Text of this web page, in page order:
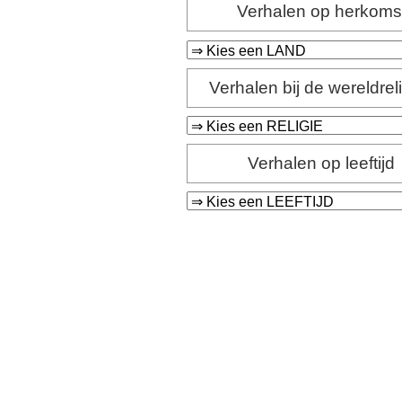
Verhalen op
Verhalen bij de
Verhalen op leeftijd